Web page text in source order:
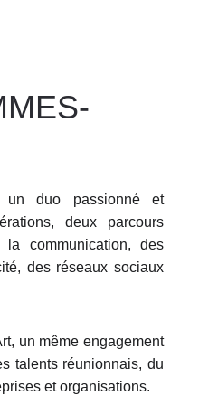
un duo passionné et
deux parcours
communication, des
des réseaux sociaux
un même engagement
talents réunionnais, du
et organisations.